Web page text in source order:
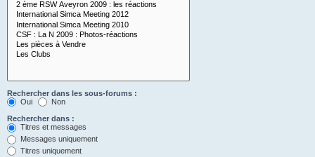
Rechercher dans les sous-forums :
Oui
Non
Rechercher dans :
Titres et messages
Messages uniquement
Titres uniquement